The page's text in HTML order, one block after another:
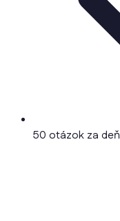
50 otázok za deň